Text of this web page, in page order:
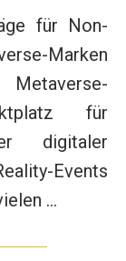
für Non-
Marken
für
digitaler
Events
…